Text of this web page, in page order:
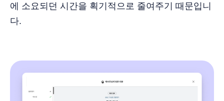
에 소요되던 시간을 획기적으로 줄여주기 때문입니
다.